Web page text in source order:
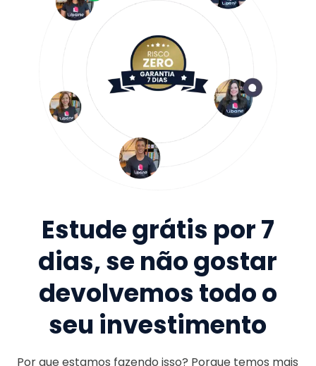
Estude grátis por 7
dias, se não gostar
devolvemos todo o
seu investimento
Por que estamos fazendo isso? Porque temos mais